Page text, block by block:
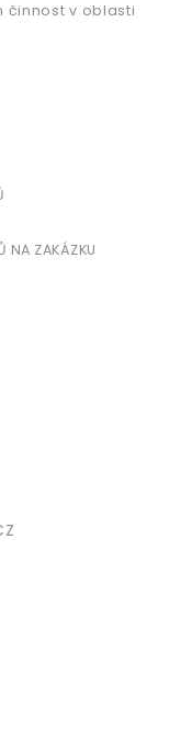
činnost v oblasti
NA ZAKÁZKU